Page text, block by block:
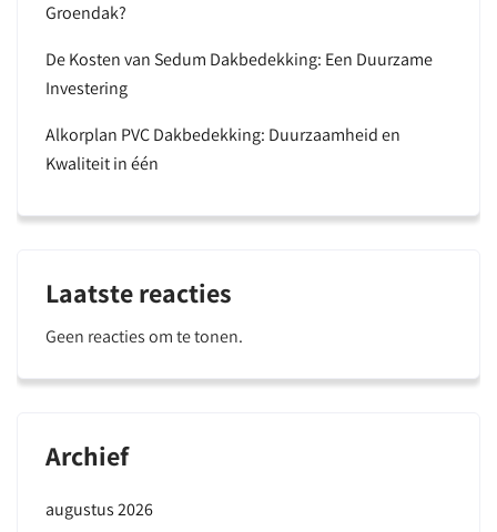
Groendak?
De Kosten van Sedum Dakbedekking: Een Duurzame
Investering
Alkorplan PVC Dakbedekking: Duurzaamheid en
Kwaliteit in één
Laatste reacties
Geen reacties om te tonen.
Archief
augustus 2026